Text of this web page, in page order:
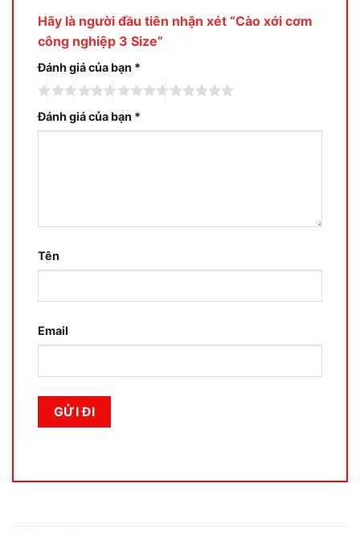
Hãy là người đầu tiên nhận xét “Cào xới cơm
công nghiệp 3 Size”
Đánh giá của bạn *
Đánh giá của bạn *
Tên
Email